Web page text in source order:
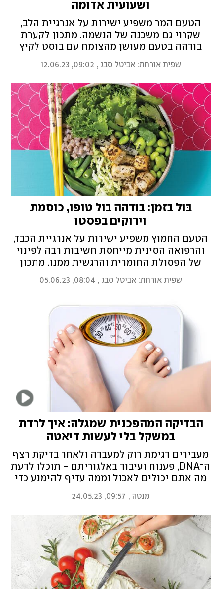
ושעועית אדומה
הטעם המר משפיע ישירות על אנרגיית הלב,
שקרוי גם משכנה של הנשמה. מתכון לקערת
בודהה בטעם מעושן מהצומח עם בוסט לקיץ
מהרפואה הסינית
שפית אורחת: אביטל סבג ,
09:02, 12.06.23
בּוֹל בזמן: בודהה בול טופו, כוסמת
וירוקים בפסטו
הטעם החמוץ משפיע ישירות על אנרגיית הכבד,
והרפואה הסינית מייחסת חשיבות רבה לפינוי
של הפסולת החומרית והרגשית ממנו. מתכון
לקערת בודהה מהצומח עם בוסט לקיץ מהרפואה
הסינית
שפית אורחת: אביטל סבג ,
08:04, 05.06.23
הבדיקה המהפכנית שמגלה: איך לרדת
במשקל בלי לעשות דיאטה
מעבירים דגימת רוק למעבדה ולאחר בדיקת רצף
ה־DNA, פענוח ועיבוד באלגוריתם - תוכלו לדעת
מה אתם יכולים לאכול וממה עדיף להימנע כדי
לרדת במשקל - זה נתון מדהים לעולם
הדיאטות", אומרים בחברה. אירה דולפין בריאיון
עם הזוכים בפרס הוולנס של מנטה בקטגוריית
החדשנות
מנטה,
09:57, 24.05.23